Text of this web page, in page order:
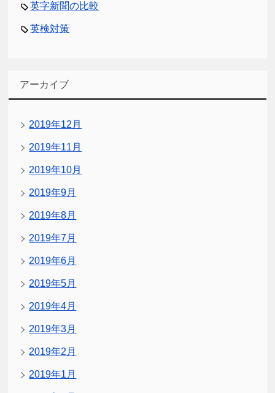
英字新聞の比較
英検対策
アーカイブ
2019年12月
2019年11月
2019年10月
2019年9月
2019年8月
2019年7月
2019年6月
2019年5月
2019年4月
2019年3月
2019年2月
2019年1月